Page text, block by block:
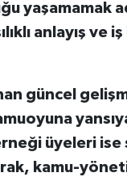
anlayış ve
güncel
üyeleri ise
kamu-